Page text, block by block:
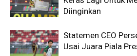
Diinginkan
Statemen CEO
Usai Juara Piala